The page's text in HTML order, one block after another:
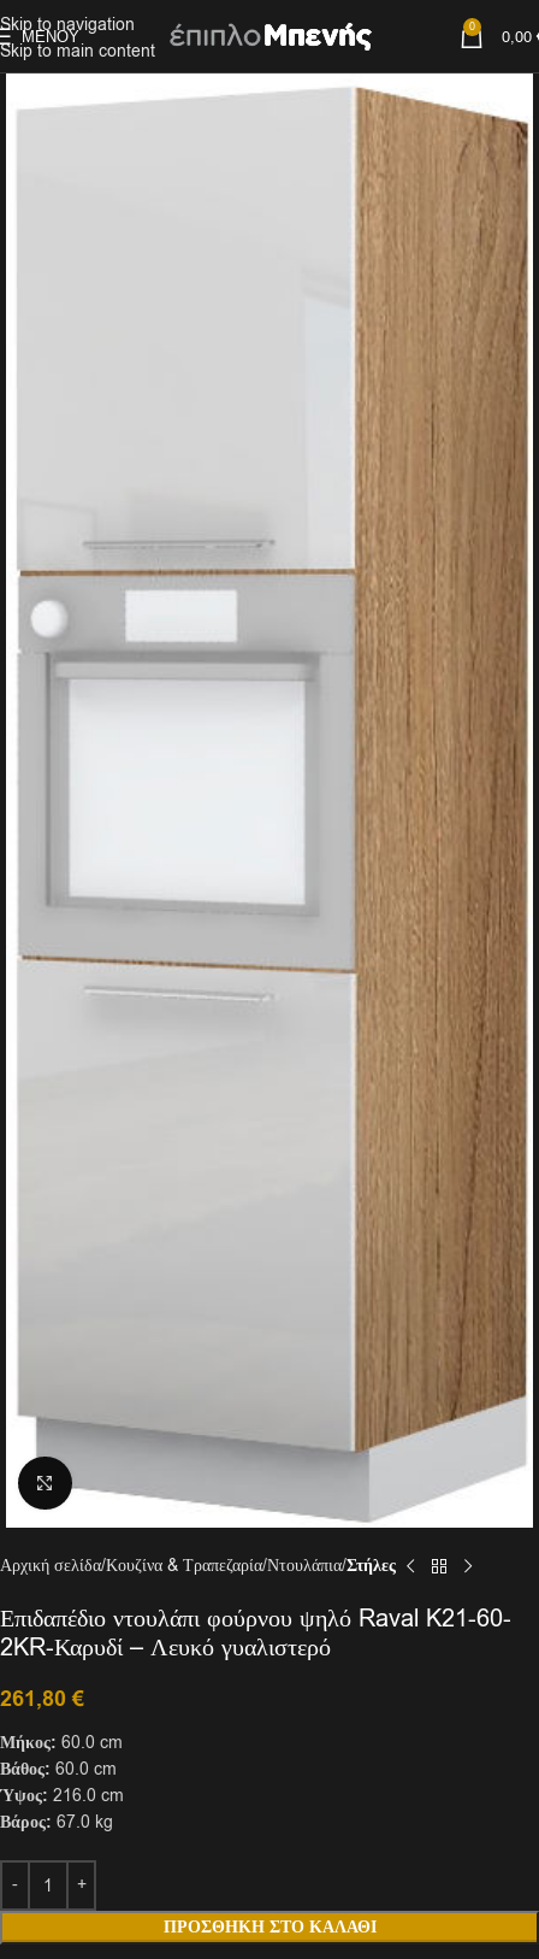
Skip to navigation
Skip to main content
ΜΕΝΟΎ 0 0,00
Click to enlarge
Αρχική σελίδα Κουζίνα & Τραπεζαρία Ντουλάπια Στήλες
Επιδαπέδιο ντουλάπι φούρνου ψηλό Raval K21-60-
2KR-Καρυδί – Λευκό γυαλιστερό
261,80€
Μήκος: 60.0 cm
Βάθος: 60.0 cm
Ύψος: 216.0 cm
Βάρος: 67.0 kg
ΠΡΟΣΘΉΚΗ ΣΤΟ ΚΑΛΆΘΙ